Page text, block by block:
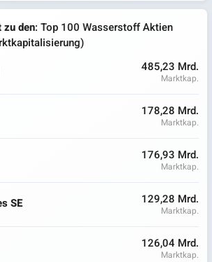
zu den: Top 100 Wasserstoff Aktien
485,23 Mrd.
Marktkap.
178,28 Mrd.
Marktkap.
176,93 Mrd.
Marktkap.
SE 129,28 Mrd.
Marktkap.
126,04 Mrd.
Marktkap.